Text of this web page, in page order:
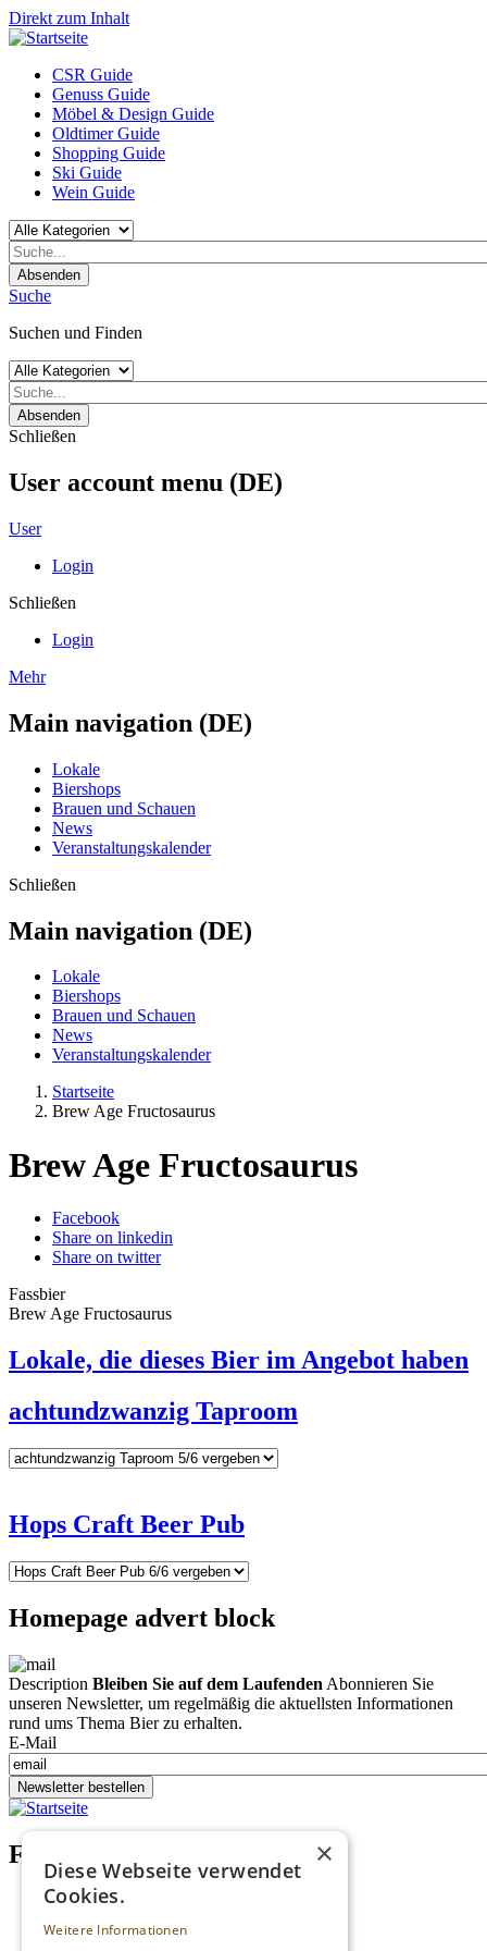
Direkt zum Inhalt
CSR Guide
Genuss Guide
Möbel & Design Guide
Oldtimer Guide
Shopping Guide
Ski Guide
Wein Guide
Absenden
Suche
Suchen und Finden
Absenden
Schließen
User account menu (DE)
User
Login
Schließen
Login
Mehr
Main navigation (DE)
Lokale
Biershops
Brauen und Schauen
News
Veranstaltungskalender
Schließen
Main navigation (DE)
Lokale
Biershops
Brauen und Schauen
News
Veranstaltungskalender
Startseite
Brew Age Fructosaurus
Brew Age Fructosaurus
Facebook
Share on linkedin
Share on twitter
Fassbier
Brew Age Fructosaurus
Lokale, die dieses Bier im Angebot haben
achtundzwanzig Taproom
Hops Craft Beer Pub
Homepage advert block
Description Bleiben Sie auf dem Laufenden Abonnieren Sie
unseren Newsletter, um regelmäßig die aktuellsten Informationen
rund ums Thema Bier zu erhalten.
E-Mail
Newsletter bestellen
Footer menu (DE)
Datenschutzrichtlinien
Kontakt
×
Diese Webseite verwendet
Cookies.
Weitere Informationen